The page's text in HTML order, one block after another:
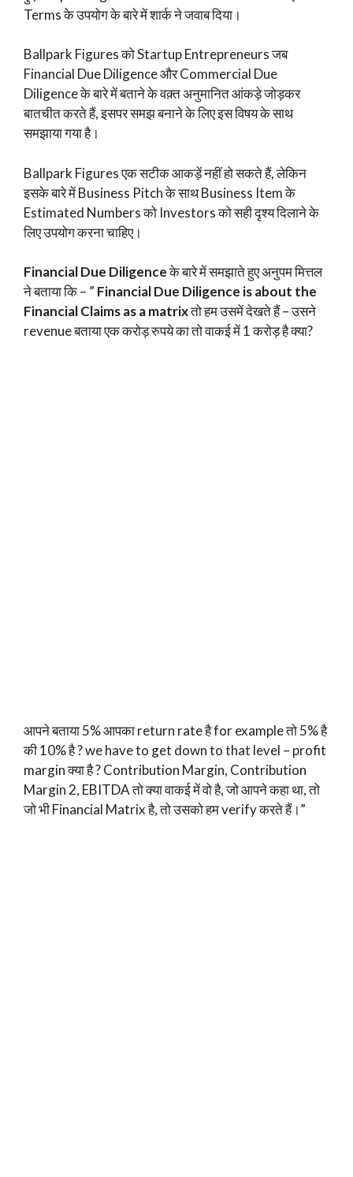
Terms के उपयोग के बारे में शार्क ने जवाब दिया।
Ballpark Figures को Startup Entrepreneurs जब
Financial Due Diligence और Commercial Due
Diligence के बारे में बताने के वक़्त अनुमानित आंकड़े जोड़कर
बातचीत करते हैं, इसपर समझ बनाने के लिए इस विषय के साथ
समझाया गया है।
Ballpark Figures एक सटीक आकड़ें नहीं हो सकते हैं, लेकिन
इसके बारे में Business Pitch के साथ Business Item के
Estimated Numbers को Investors को सही दृश्य दिलाने के
लिए उपयोग करना चाहिए।
Financial Due Diligenceके बारे में समझाते हुए अनुपम मित्तल
ने बताया कि – ” Financial Due Diligence is about the
Financial Claims as a matrixतो हम उसमें देखते हैं – उसने
revenue बताया एक करोड़ रुपये का तो वाकई में 1 करोड़ है क्या?
आपने बताया 5% आपका return rate है for example तो 5% है
की 10% है ? we have to get down to that level – profit
margin क्या है ? Contribution Margin, Contribution
Margin 2, EBITDA तो क्या वाकई में वो है, जो आपने कहा था, तो
जो भी Financial Matrix है, तो उसको हम verify करते हैं।”